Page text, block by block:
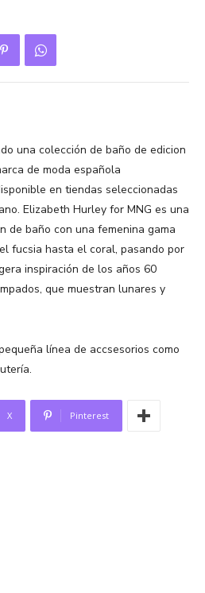
una colección de baño de edicion
de moda española
en tiendas seleccionadas
Elizabeth Hurley for MNG es una
de baño con una femenina gama
fucsia hasta el coral, pasando por
inspiración de los años 60
que muestran lunares y
línea de accsesorios como
X Pinterest